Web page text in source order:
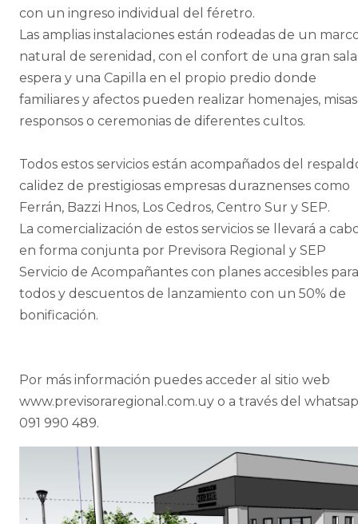
con un ingreso individual del féretro.
Las amplias instalaciones están rodeadas de un
natural de serenidad, con el confort de una gran
espera y una Capilla en el propio predio donde
familiares y afectos pueden realizar homenajes,
responsos o ceremonias de diferentes cultos.
Todos estos servicios están acompañados del
calidez de prestigiosas empresas duraznenses como
Ferrán, Bazzi Hnos, Los Cedros, Centro Sur y SEP.
La comercialización de estos servicios se llevará a
en forma conjunta por Previsora Regional y SEP
Servicio de Acompañantes con planes accesibles para
todos y descuentos de lanzamiento con un 50% de
bonificación.
Por más información puedes acceder al sitio web
www.previsoraregional.com.uy o a través del
091 990 489.